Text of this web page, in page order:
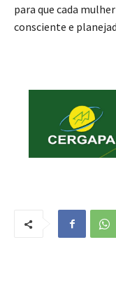
para que cada
consciente e